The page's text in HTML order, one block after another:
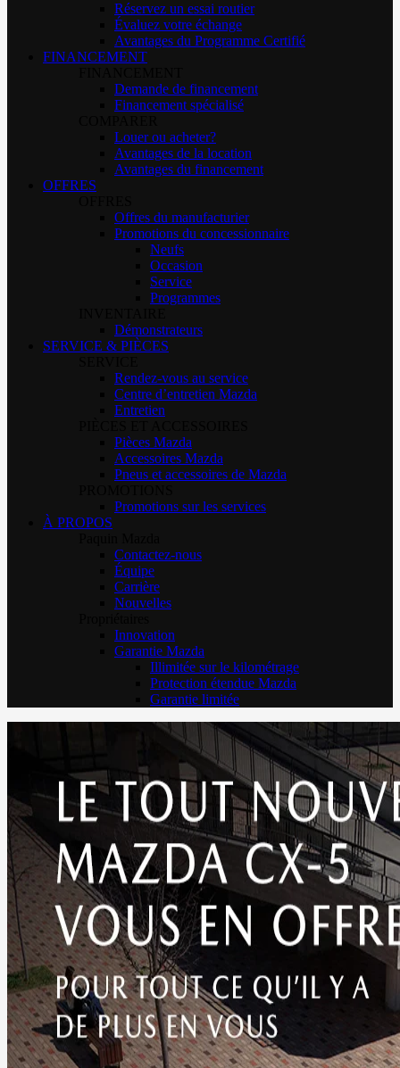
Réservez un essai routier
Évaluez votre échange
Avantages du Programme Certifié
FINANCEMENT
Demande de financement
Financement spécialisé
Louer ou acheter?
Avantages de la location
Avantages du financement
OFFRES
Offres du manufacturier
Promotions du concessionnaire
Neufs
Occasion
Service
Programmes
Démonstrateurs
SERVICE & PIÈCES
Rendez-vous au service
Centre d’entretien Mazda
Entretien
Pièces Mazda
Accessoires Mazda
Pneus et accessoires de Mazda
Promotions sur les services
À PROPOS
Contactez-nous
Équipe
Carrière
Nouvelles
Innovation
Garantie Mazda
Illimitée sur le kilométrage
Protection étendue Mazda
Garantie limitée